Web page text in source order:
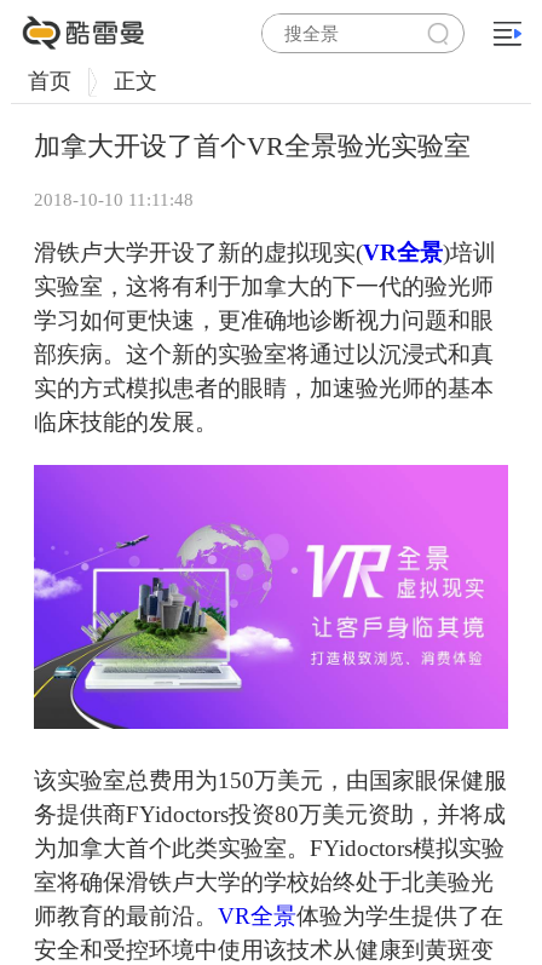
首页 正文
加拿大开设了首个VR全景验光实验室
2018-10-10 11:11:48
滑铁卢大学开设了新的虚拟现实(VR全景)培训
实验室，这将有利于加拿大的下一代的验光师
学习如何更快速，更准确地诊断视力问题和眼
部疾病。这个新的实验室将通过以沉浸式和真
实的方式模拟患者的眼睛，加速验光师的基本
临床技能的发展。
该实验室总费用为150万美元，由国家眼保健服
务提供商FYidoctors投资80万美元资助，并将成
为加拿大首个此类实验室。FYidoctors模拟实验
室将确保滑铁卢大学的学校始终处于北美验光
师教育的最前沿。 VR全景体验为学生提供了在
安全和受控环境中使用该技术从健康到黄斑变